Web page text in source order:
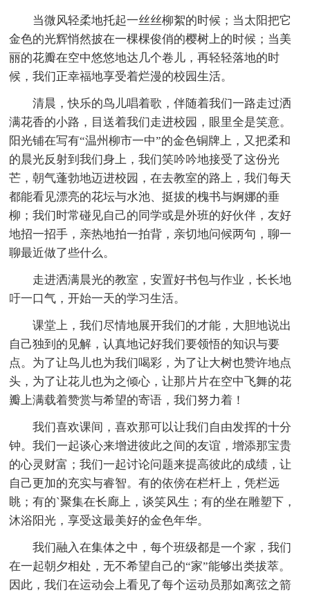
当微风轻柔地托起一丝丝柳絮的时候；当太阳把它
金色的光辉悄然披在一棵棵俊俏的樱树上的时候；当美
丽的花瓣在空中悠悠地达几个卷儿，再轻轻落地的时
候，我们正幸福地享受着烂漫的校园生活。
清晨，快乐的鸟儿唱着歌，伴随着我们一路走过洒
满花香的小路，目送着我们走进校园，眼里全是笑意。
阳光铺在写有“温州柳市一中”的金色铜牌上，又把柔和
的晨光反射到我们身上，我们笑吟吟地接受了这份光
芒，朝气蓬勃地迈进校园，在去教室的路上，我们每天
都能看见漂亮的花坛与水池、挺拔的槐书与婀娜的垂
柳；我们时常碰见自己的同学或是外班的好伙伴，友好
地招一招手，亲热地拍一拍背，亲切地问候两句，聊一
聊最近做了些什么。
走进洒满晨光的教室，安置好书包与作业，长长地
吁一口气，开始一天的学习生活。
课堂上，我们尽情地展开我们的才能，大胆地说出
自己独到的见解，认真地记好我们要领悟的知识与要
点。为了让鸟儿也为我们喝彩，为了让大树也赞许地点
头，为了让花儿也为之倾心，让那片片在空中飞舞的花
瓣上满载着赞赏与希望的寄语，我们努力着！
我们喜欢课间，喜欢那可以让我们自由发挥的十分
钟。我们一起谈心来增进彼此之间的友谊，增添那宝贵
的心灵财富；我们一起讨论问题来提高彼此的成绩，让
自己更加的充实与睿智。有的依傍在栏杆上，凭栏远
眺；有的`聚集在长廊上，谈笑风生；有的坐在雕塑下，
沐浴阳光，享受这最美好的金色年华。
我们融入在集体之中，每个班级都是一个家，我们
在一起朝夕相处，无不希望自己的“家”能够出类拔萃。
因此，我们在运动会上看见了每个运动员那如离弦之箭